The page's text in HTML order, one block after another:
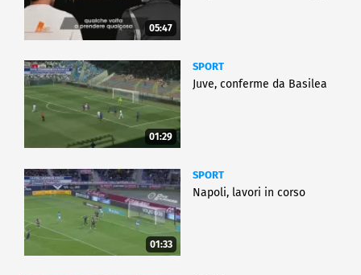
05:47
01:29
SPORT
Juve, conferme da Basilea
01:33
SPORT
Napoli, lavori in corso